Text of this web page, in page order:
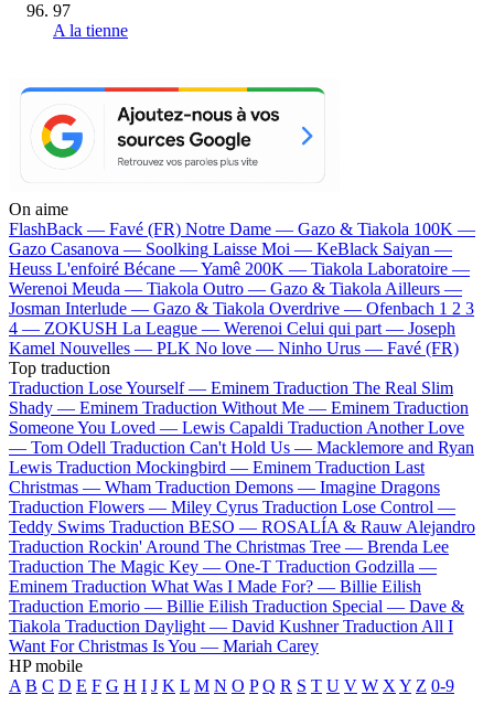
97
A la tienne
On aime
FlashBack — Favé (FR) Notre Dame — Gazo & Tiakola 100K —
Gazo Casanova — Soolking Laisse Moi — KeBlack Saiyan —
Heuss L'enfoiré Bécane —Yamê 200K — Tiakola Laboratoire —
Werenoi Meuda — Tiakola Outro — Gazo & Tiakola Ailleurs —
Josman Interlude — Gazo & Tiakola Overdrive — Ofenbach 1 2 3
4 — ZOKUSH La League — Werenoi Celui qui part — Joseph
Kamel Nouvelles — PLK No love — Ninho Urus — Favé (FR)
Top traduction
Traduction Lose Yourself — Eminem Traduction The Real Slim
Shady — Eminem Traduction Without Me — Eminem Traduction
Someone You Loved — Lewis Capaldi Traduction Another Love
— Tom Odell Traduction Can't Hold Us — Macklemore and Ryan
Lewis Traduction Mockingbird — Eminem Traduction Last
Christmas — Wham Traduction Demons — Imagine Dragons
Traduction Flowers — Miley Cyrus Traduction Lose Control —
Teddy Swims Traduction BESO — ROSALÍA & Rauw Alejandro
Traduction Rockin' Around The Christmas Tree — Brenda Lee
Traduction The Magic Key — One-T Traduction Godzilla —
Eminem Traduction What Was I Made For? — Billie Eilish
Traduction Emorio — Billie Eilish Traduction Special — Dave &
Tiakola Traduction Daylight — David Kushner Traduction All I
Want For Christmas Is You — Mariah Carey
HP mobile
A B C D E F G H I J K L M N O P Q R S T U V W X Y Z 0-9